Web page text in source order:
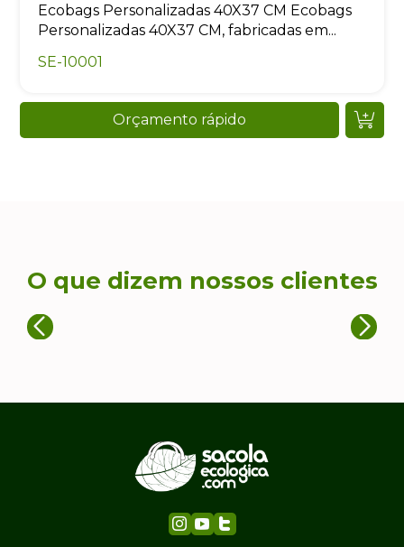
Ecobags Personalizadas 40X37 CM Ecobags
Personalizadas 40X37 CM, fabricadas em...
SE-10001
Orçamento rápido
O que dizem nossos clientes